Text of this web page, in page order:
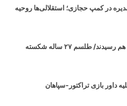
در کمپ حجازی؛ استقلالی‌ها روحیه
ایران و چین در نیمه‌نهایی آسیا به هم رسیدند/ طلسم ۲۷ ساله شکسته
داور بازی تراکتور-سپاهان